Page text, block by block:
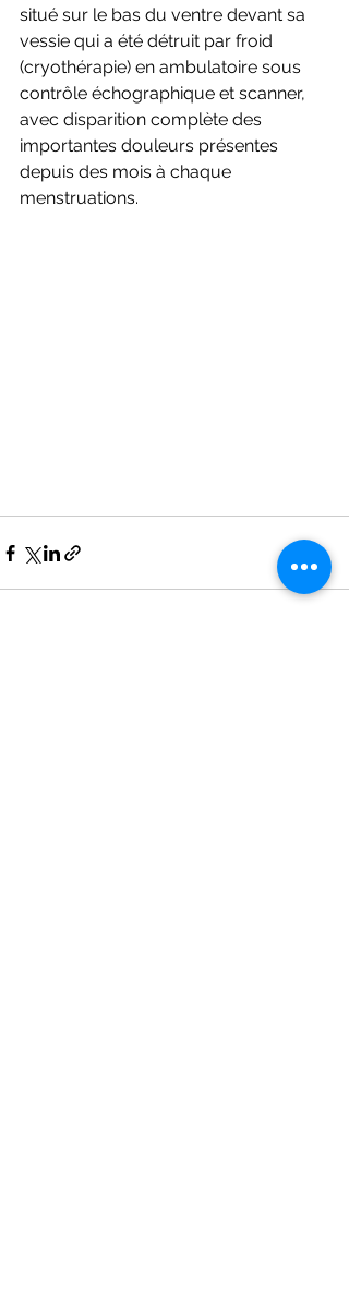
situé sur le bas du ventre devant sa
vessie qui a été détruit par froid
(cryothérapie) en ambulatoire sous
contrôle échographique et scanner,
avec disparition complète des
importantes douleurs présentes
depuis des mois à chaque
menstruations.